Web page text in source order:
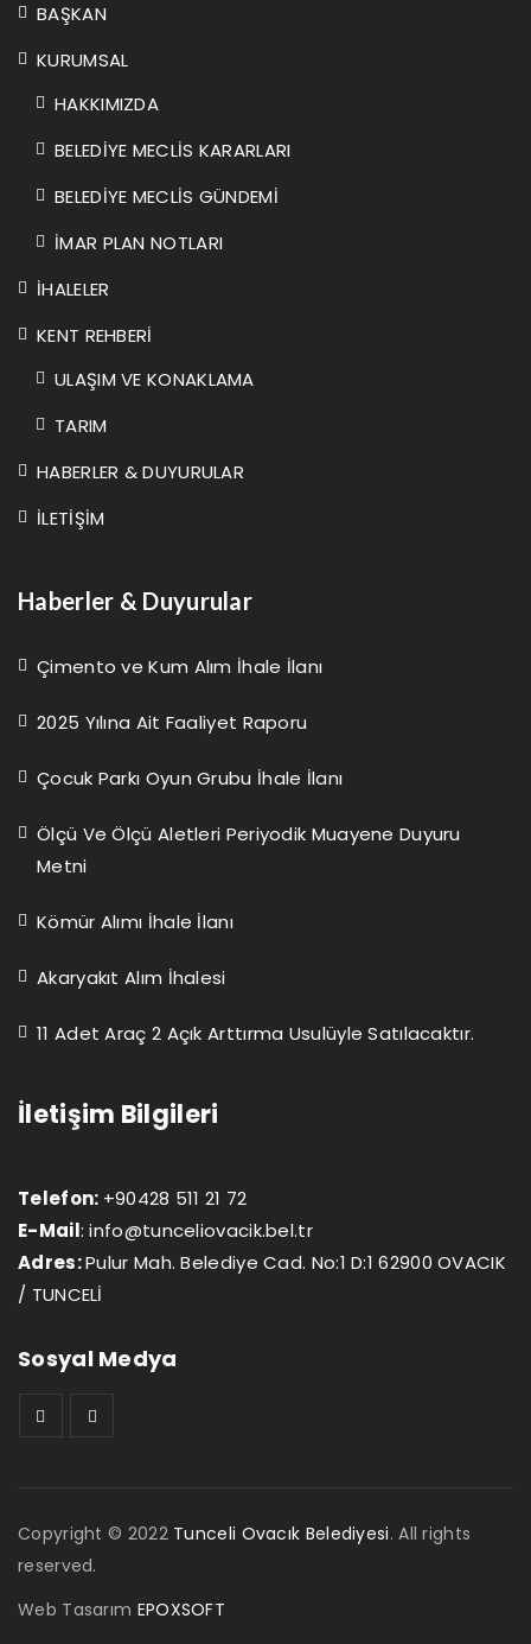
BAŞKAN
KURUMSAL
HAKKIMIZDA
BELEDİYE MECLİS KARARLARI
BELEDİYE MECLİS GÜNDEMİ
İMAR PLAN NOTLARI
İHALELER
KENT REHBERİ
ULAŞIM VE KONAKLAMA
TARIM
HABERLER & DUYURULAR
İLETİŞİM
Haberler & Duyurular
Çimento ve Kum Alım İhale İlanı
2025 Yılına Ait Faaliyet Raporu
Çocuk Parkı Oyun Grubu İhale İlanı
Ölçü Ve Ölçü Aletleri Periyodik Muayene Duyuru
Metni
Kömür Alımı İhale İlanı
Akaryakıt Alım İhalesi
11 Adet Araç 2 Açık Arttırma Usulüyle Satılacaktır.
İletişim Bilgileri
Telefon: +90428 511 21 72
E-Mail:info@tunceliovacik.bel.tr
Adres:Pulur Mah. Belediye Cad. No:1 D:1 62900 OVACIK
/ TUNCELİ
Sosyal Medya
Copyright © 2022 Tunceli Ovacık Belediyesi. All rights
reserved.
Web Tasarım EPOXSOFT